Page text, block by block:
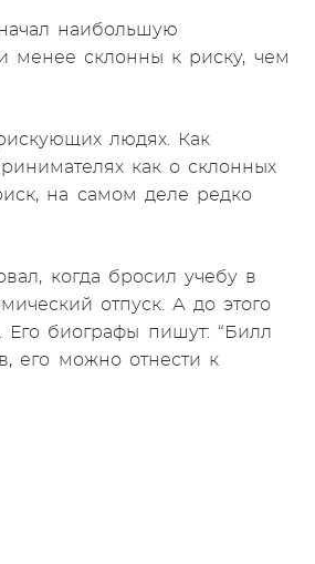
наибольшую
менее склонны к риску, чем
людях. Как
как о склонных
на самом деле редко
когда бросил учебу в
отпуск. А до этого
биографы пишут: “Билл
его можно отнести к